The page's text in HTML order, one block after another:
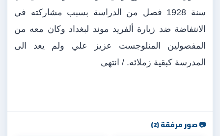
سنة 1928 فصل من الدراسة بسبب مشاركته في
الانتفاضة ضد زيارة ألفريد موند لبغداد وكان معه من
المفصولين المنلوجست عزيز علي ولم يعد الى
المدرسة كبقية زملائه. / انتهى
📷 صور مرفقة (2)